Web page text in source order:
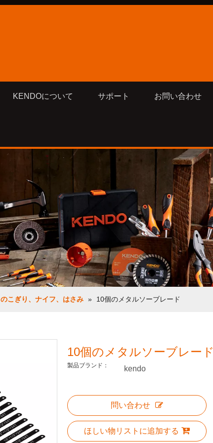
KENDOについて サポート お問い合わせ
のこぎり、ナイフ、はさみ » 10個のメタルソーブレード
10個のメタルソーブレード
製品ブランド： kendo
問い合わせ
ほしい物リストに追加する